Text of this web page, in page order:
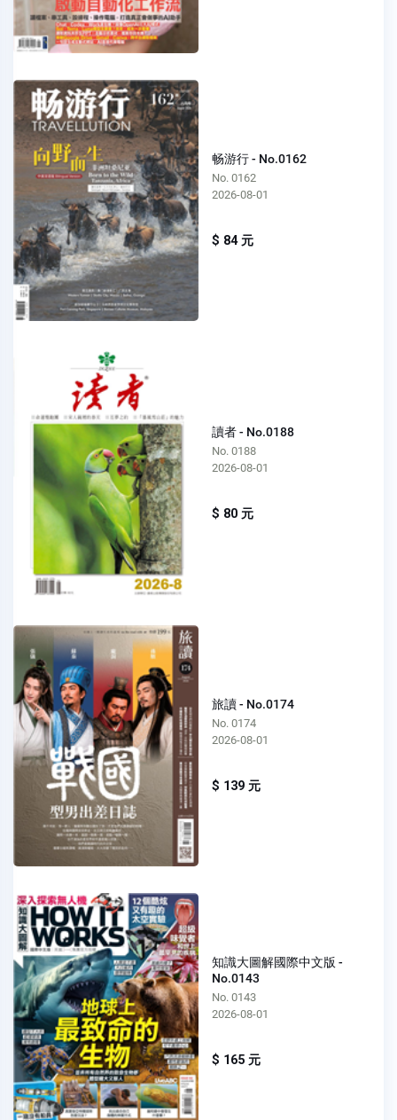
畅游行 - No.0162
No. 0162
2026-08-01
$ 84 元
讀者 - No.0188
No. 0188
2026-08-01
$ 80 元
旅讀 - No.0174
No. 0174
2026-08-01
$ 139 元
知識大圖解國際中文版 -
No.0143
No. 0143
2026-08-01
$ 165 元